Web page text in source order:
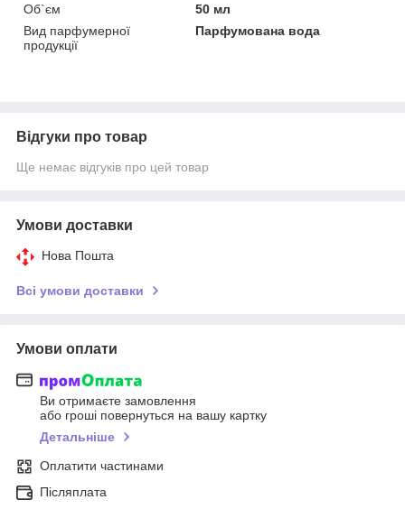
Об`єм
50 мл
Вид парфумерної
продукції
Парфумована вода
Відгуки про товар
Ще немає відгуків про цей товар
Умови доставки
Нова Пошта
Всі умови доставки
Умови оплати
Ви отримаєте замовлення
або гроші повернуться на вашу картку
Детальніше
Оплатити частинами
Післяплата